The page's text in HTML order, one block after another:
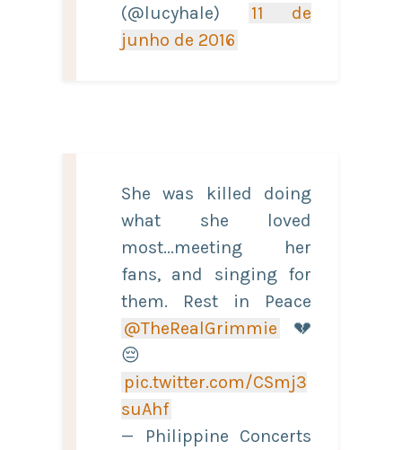
(@lucyhale)
11 de
junho de 2016
She was killed doing
what she loved
most...meeting her
fans, and singing for
them. Rest in Peace
@TheRealGrimmie
💔
😔
pic.twitter.com/CSmj3
suAhf
— Philippine Concerts